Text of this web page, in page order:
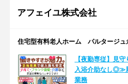
アフェイユ株式会社
住宅型有料老人ホーム パルタージュ
【夜勤専従】見
入浴介助なし◎≫
業務